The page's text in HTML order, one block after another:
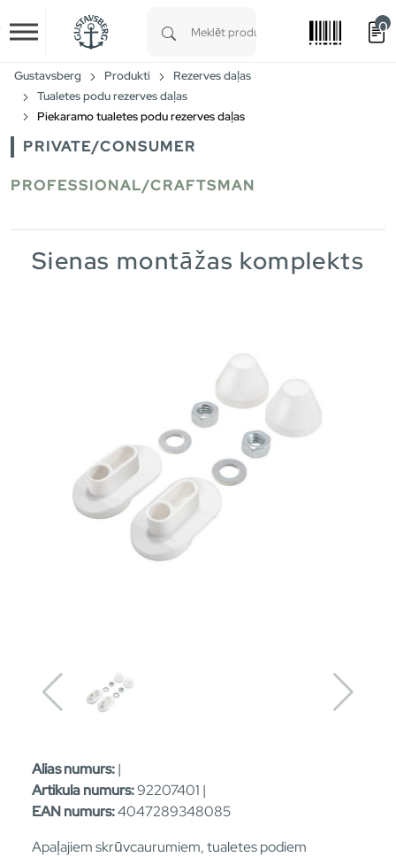
Skip to main content
0
Gustavsberg Produkti
Rezerves daļas
Tualetes podu rezerves daļas
Piekaramo tualetes podu rezerves daļas
PRIVATE/CONSUMER
PROFESSIONAL/CRAFTSMAN
Sienas montāžas komplekts
Alias numurs:|
Artikula numurs:92207401 |
EAN numurs:4047289348085
Apaļajiem skrūvcaurumiem, tualetes podiem